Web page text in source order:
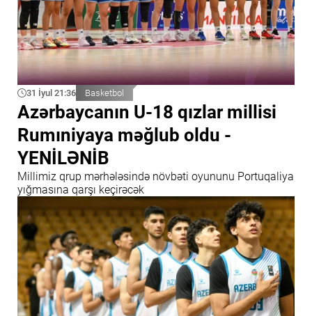
31 İyul 21:36 Basketbol
​Azərbaycanın U-18 qızlar millisi
Rumıniyaya məğlub oldu -
YENİLƏNİB
Millimiz qrup mərhələsində növbəti oyununu Portuqaliya
yığmasına qarşı keçirəcək